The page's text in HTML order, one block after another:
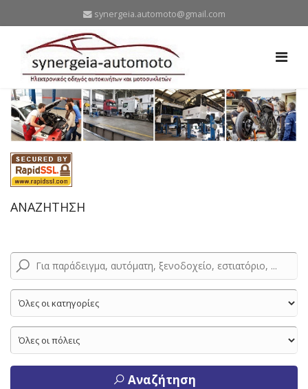
synergeia.automoto@gmail.com
ΑΝΑΖΗΤΗΣΗ
Αναζήτηση